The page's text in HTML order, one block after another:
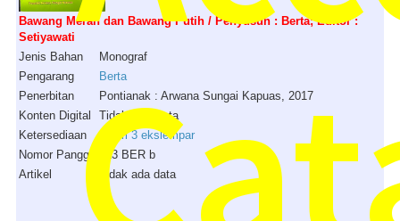
Bawang Merah dan Bawang Putih / Penyusun : Berta; Editor :
Setiyawati
Jenis Bahan
Monograf
Pengarang
Berta
Penerbitan
Pontianak : Arwana Sungai Kapuas, 2017
Konten Digital
Tidak Ada Data
Ketersediaan
3 dari 3 ekslempar
Nomor Panggil
813 BER b
Artikel
Tidak ada data